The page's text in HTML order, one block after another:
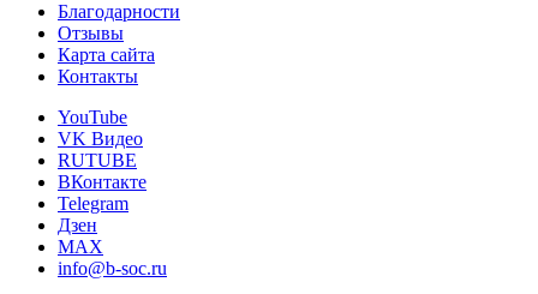
Благодарности
Отзывы
Карта сайта
Контакты
YouTube
VK Видео
RUTUBE
ВКонтакте
Telegram
Дзен
MAX
info@b-soc.ru